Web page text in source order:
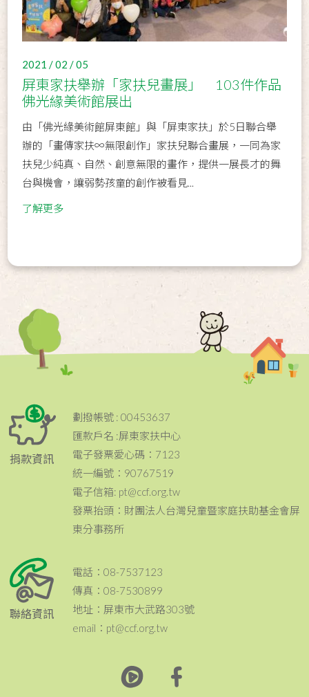
2021 / 02 / 05
屏東家扶舉辦「家扶兒畫展」 103件作品
佛光緣美術館展出
由「佛光緣美術館屏東館」與「屏東家扶」於5日聯合舉
辦的「畫傳家扶∞無限創作」家扶兒聯合畫展，一同為家
扶兒少純真、自然、創意無限的畫作，提供一展長才的舞
台與機會，讓弱勢孩童的創作被看見...
了解更多
捐款資訊
劃撥帳號 : 00453637
匯款戶名 :屏東家扶中心
電子發票愛心碼：7123
統一編號：90767519
電子信箱: pt@ccf.org.tw
發票抬頭：財團法人台灣兒童暨家庭扶助基金會屏
東分事務所
聯絡資訊
電話：08-7537123
傳真：08-7530899
地址：屏東市大武路303號
email：pt@ccf.org.tw